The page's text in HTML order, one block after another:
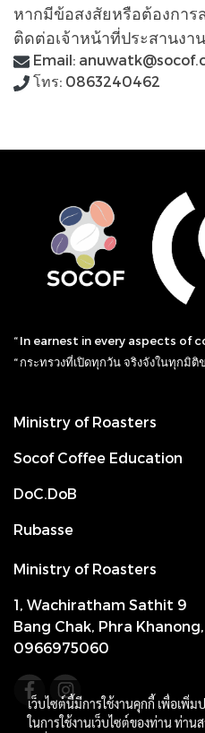
หากมีข้อสงสัยหรือต้องการ
ติดต่อเจ้าหน้าที่ประสานงา
Email:
โทร: 0863240462
“ In earnest in every aspects of
“ กระทรวงที่เปิดทุกวัน จริงจังในทุกมิติ
Ministry of Roasters
Socof Coffee Education
DoC.DoB
Rubasse
Ministry of Roasters
1, Wachiratham Sathit 9
Bang Chak, Phra
0966975060
เว็บไซต์นี้มีการใช้งานคุกกี้ เพื่อเ
ในการใช้งานเว็บไซต์ของท่าน ท่าน